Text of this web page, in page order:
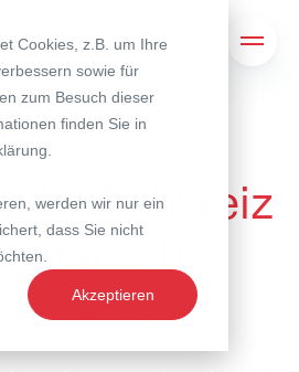
Cookies, z.B. um Ihre
sowie für
zum Besuch dieser
finden Sie in
werden wir nur ein
dass Sie nicht
Akzeptieren
Suche
November 2021
die Schweiz
Arbeit / Immigration